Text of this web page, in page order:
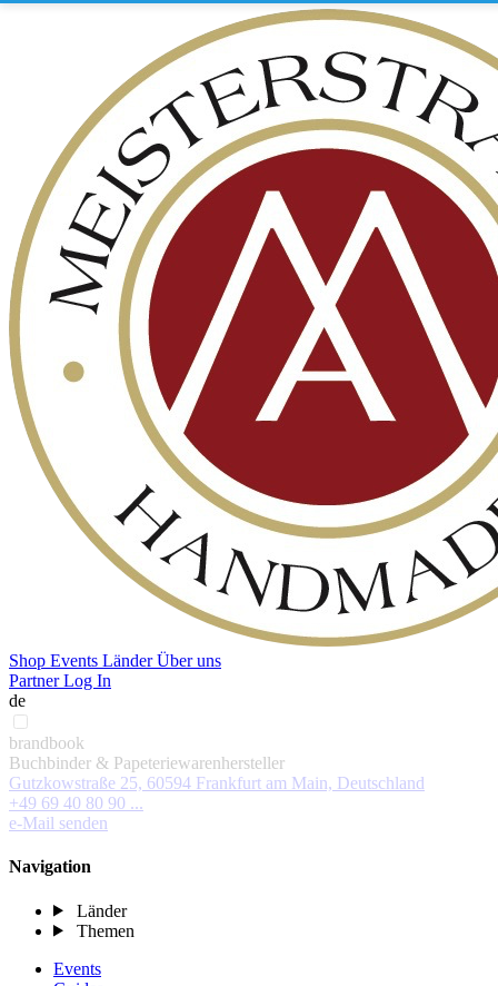
Shop Events LänderÜber uns
Partner Log In
de
brandbook
Buchbinder & Papeteriewarenhersteller
Gutzkowstraße 25, 60594 Frankfurt am Main, Deutschland
+49 69 40 80 90 ...
e-Mail senden
Navigation
Länder
Themen
Events